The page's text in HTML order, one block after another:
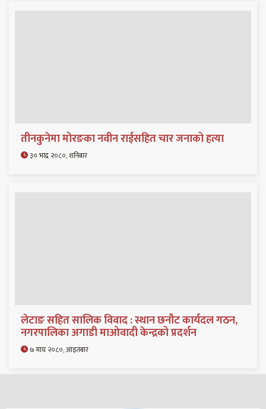
तीनकुनेमा मोरङका नवीन राईसहित चार जनाको हत्या
३० भाद्र २०८०, शनिबार
लेटाङ सहित सालिक विवाद : स्थान छनौट कार्यदल गठन,
नगरपालिका अगाडी माओवादी केन्द्रको प्रदर्शन
७ माघ २०८०, आइतबार